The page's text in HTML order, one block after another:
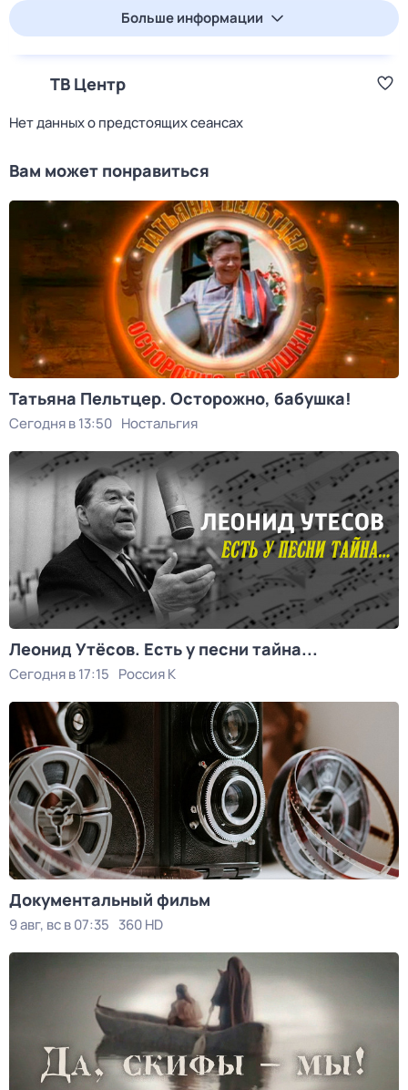
Больше информации
ТВ Центр
Нет данных о предстоящих сеансах
Вам может понравиться
Татьяна Пельтцер. Осторожно, бабушка!
Сегодня в 13:50 Ностальгия
Леонид Утёсов. Есть у песни тайна...
Сегодня в 17:15 Россия К
Документальный фильм
9 авг, вс в 07:35 360 HD